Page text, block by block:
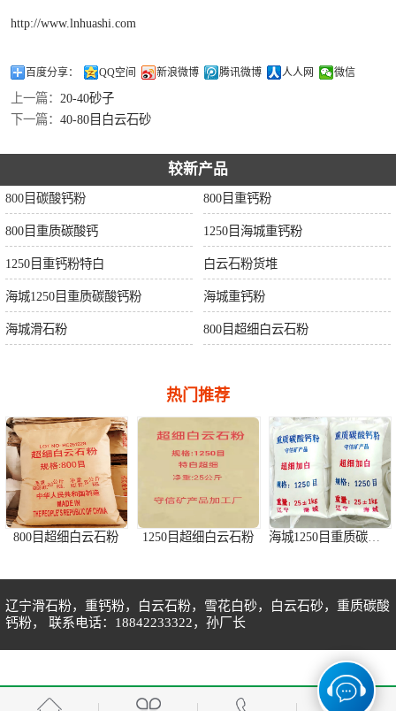
http://www.lnhuashi.com
百度分享： QQ空间 新浪微博 腾讯微博 人人网 微信
上一篇： 20-40砂子
下一篇： 40-80目白云石砂
较新产品
800目碳酸钙粉 800目重钙粉
800目重质碳酸钙 1250目海城重钙粉
1250目重钙粉特白 白云石粉货堆
海城1250目重质碳酸钙粉 海城重钙粉
海城滑石粉 800目超细白云石粉
热门推荐
800目超细白云石粉 1250目超细白云石粉
1250目重钙粉sx
辽宁滑石粉，重钙粉，白云石粉，雪花白砂，白云石砂，重质碳酸
钙粉， 联系电话：18842233322，孙厂长